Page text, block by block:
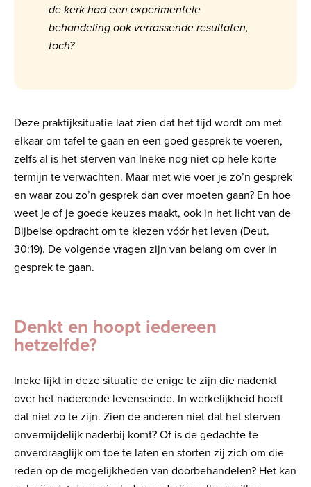
de kerk had een experimentele
behandeling ook verrassende resultaten,
toch?
Deze praktijksituatie laat zien dat het tijd wordt om met
elkaar om tafel te gaan en een goed gesprek te voeren,
zelfs al is het sterven van Ineke nog niet op hele korte
termijn te verwachten. Maar met wie voer je zo’n gesprek
en waar zou zo’n gesprek dan over moeten gaan? En hoe
weet je of je goede keuzes maakt, ook in het licht van de
Bijbelse opdracht om te kiezen vóór het leven (Deut.
30:19). De volgende vragen zijn van belang om over in
gesprek te gaan.
Denkt en hoopt iedereen
hetzelfde?
Ineke lijkt in deze situatie de enige te zijn die nadenkt
over het naderende levenseinde. In werkelijkheid hoeft
dat niet zo te zijn. Zien de anderen niet dat het sterven
onvermijdelijk naderbij komt? Of is de gedachte te
onverdraaglijk om toe te laten en storten zij zich om die
reden op de mogelijkheden van doorbehandelen? Het kan